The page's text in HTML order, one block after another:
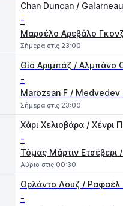
Chan Duncan /
-
Μαρσέλο Αρεβάλο
Σήμερα στις 23:00
Θίο Αριμπάζ / Αλμπάνο
-
Marozsan F / Medvedev
Σήμερα στις 23:00
Χάρι Χελιοβάρα / Χένρι
-
Τόμας Μάρτιν
Αύριο στις 00:30
Ορλάντο Λουζ /
-